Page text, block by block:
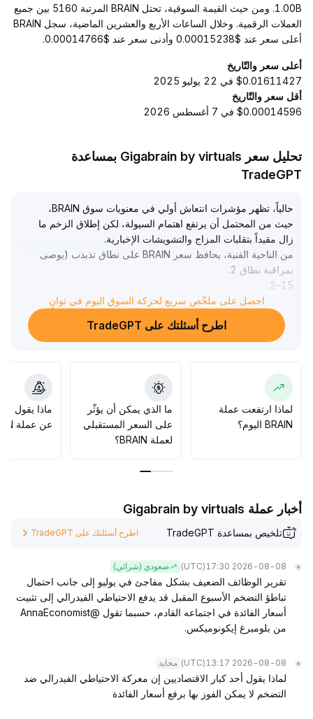
1.00B. ومن حيث القيمة السوقية، تحتل BRAIN المرتبة 5160 بين جميع
العملات الرقمية. وخلال الساعات الأربع والعشرين الماضية، سجل BRAIN
أعلى سعر عند $0.00015238 وأدنى سعر عند $0.00014766.
أعلى سعر والتّاريخ
$0.01611427 في 22 يوليو 2025
أقل سعر والتّاريخ
$0.00014596 في 7 أغسطس 2026
تحليل سعر Gigabrain by virtuals بمساعدة
TradeGPT
حالياً، تظهر مؤشرات انتعاش أولي في معنويات سوق BRAIN،
حيث من المحتمل أن يرتفع اهتمام السيولة، لكن إطلاق الزخم ما
زال مقيداً بتقلبات المزاج والتشويشات الإخبارية.
من الناحية الفنية، يحافظ سعر BRAIN على نطاق تذبذب (يوصى
بمراقبة نطاق 2
.
15–2
60 دولار)، حيث تبدو المتوسطات المتحركة مستقرة نسبياً، وحجم
التداول لم يشهد زيادة ملحوظة، وينقصه إشارة اتجاه واضحة على
المدى القصير
الملاحقة العشوائية للارتفاع/الانخفاض للسيطرة على مخاطر
التراجع
احصل على ملخّص سريع لحركة السوق اليوم في ثوانٍ
اطرح أسئلتك على TradeGPT
لماذا ارتفعت عملة
BRAIN اليوم؟
ما الذي يمكن أن يؤثّر
على السعر المستقبلي
لعملة BRAIN؟
ماذا يقول
عن عملة BRAIN؟
أخبار عملة Gigabrain by virtuals
تلخيص بمساعدة TradeGPT اطرح أسئلتك على TradeGPT
2026-08-08 17:30
(UTC) صعودي (شرائي)
تقرير الوظائف الضعيف بشكل مفاجئ في يوليو إلى جانب احتمال
تباطؤ التضخم الأسبوع المقبل قد يدفع الاحتياطي الفيدرالي إلى تثبيت
أسعار الفائدة في اجتماعه القادم، حسبما تقول @AnnaEconomist
من بلومبرغ إيكونوميكس.
2026-08-08 13:17
(UTC) محايد
لماذا يقول أحد كبار الاقتصاديين إن معركة الاحتياطي الفيدرالي ضد
التضخم لا يمكن الفوز بها برفع أسعار الفائدة